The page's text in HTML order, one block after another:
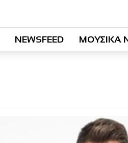
NEWSFEED ΜΟΥΣΙΚΑ